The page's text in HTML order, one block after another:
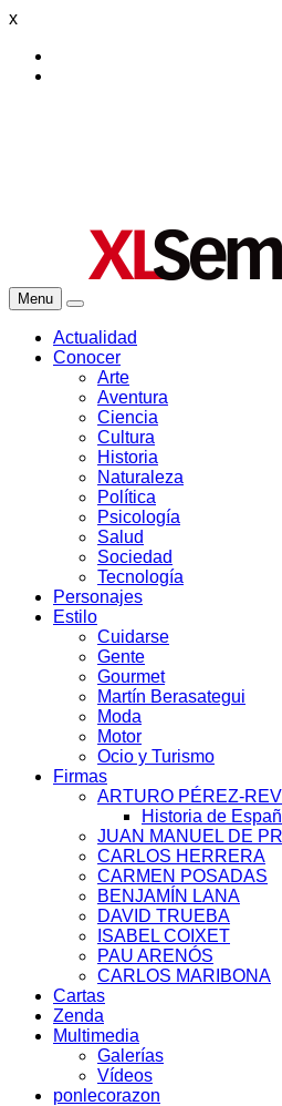
x
Menu
Actualidad
Conocer
Arte
Aventura
Ciencia
Cultura
Historia
Naturaleza
Política
Psicología
Salud
Sociedad
Tecnología
Personajes
Estilo
Cuidarse
Gente
Gourmet
Martín Berasategui
Moda
Motor
Ocio y Turismo
Firmas
ARTURO PÉREZ-
Historia de
JUAN MANUEL DE
CARLOS HERRERA
CARMEN POSADAS
BENJAMÍN LANA
DAVID TRUEBA
ISABEL COIXET
PAU ARENÓS
CARLOS MARIBONA
Cartas
Zenda
Multimedia
Galerías
Vídeos
ponlecorazon